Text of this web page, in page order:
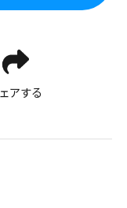
アする